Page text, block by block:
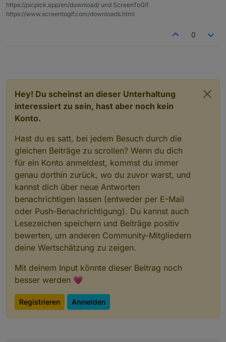
https://picpick.app/en/download/ und ScreenToGif
https://www.screentogif.com/downloads.html
0
Hey! Du scheinst an dieser Unterhaltung
interessiert zu sein, hast aber noch kein
Konto.
Hast du es satt, bei jedem Besuch durch die
gleichen Beiträge zu scrollen? Wenn du dich
für ein Konto anmeldest, kommst du immer
genau dorthin zurück, wo du zuvor warst, und
kannst dich über neue Antworten
benachrichtigen lassen (entweder per E-Mail
oder Push-Benachrichtigung). Du kannst auch
Lesezeichen speichern und Beiträge positiv
bewerten, um anderen Community-Mitgliedern
deine Wertschätzung zu zeigen.
Mit deinem Input könnte dieser Beitrag noch
besser werden 💗
Registrieren Anmelden